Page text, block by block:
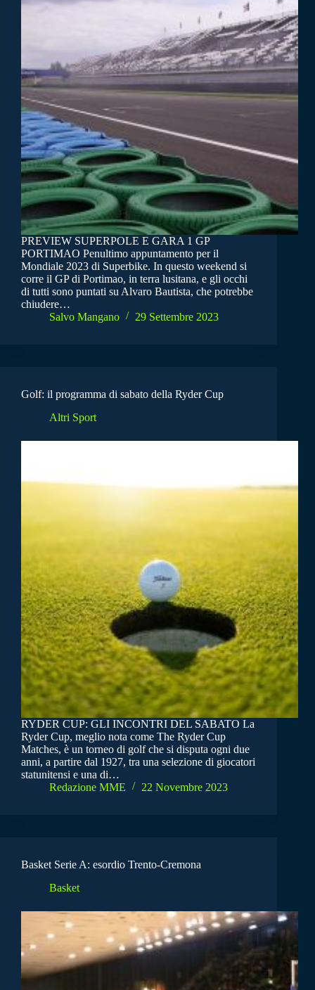
PREVIEW SUPERPOLE E GARA 1 GP
PORTIMAO Penultimo appuntamento per il
Mondiale 2023 di Superbike. In questo weekend si
corre il GP di Portimao, in terra lusitana, e gli occhi
di tutti sono puntati su Alvaro Bautista, che potrebbe
chiudere…
Salvo Mangano
29 Settembre 2023
Golf: il programma di sabato della Ryder Cup
Altri Sport
RYDER CUP: GLI INCONTRI DEL SABATO La
Ryder Cup, meglio nota come The Ryder Cup
Matches, è un torneo di golf che si disputa ogni due
anni, a partire dal 1927, tra una selezione di giocatori
statunitensi e una di…
Redazione MME
22 Novembre 2023
Basket Serie A: esordio Trento-Cremona
Basket